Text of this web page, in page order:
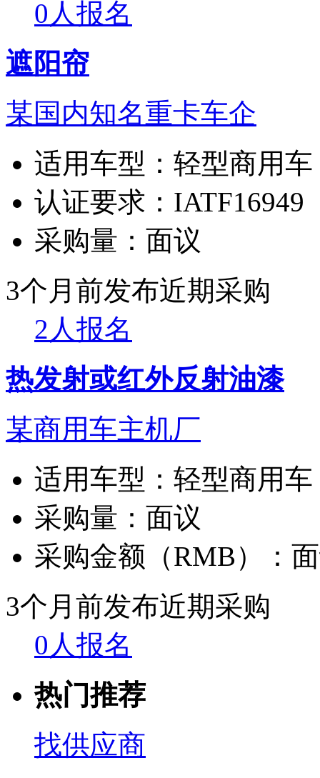
0人报名
遮阳帘
某国内知名重卡车企
适用车型： 轻型商用车
认证要求： IATF16949
采购量： 面议
3个月前发布近期采购
2人报名
热发射或红外反射油漆
某商用车主机厂
适用车型： 轻型商用车
采购量： 面议
采购金额（RMB）：
3个月前发布近期采购
0人报名
热门推荐
找供应商